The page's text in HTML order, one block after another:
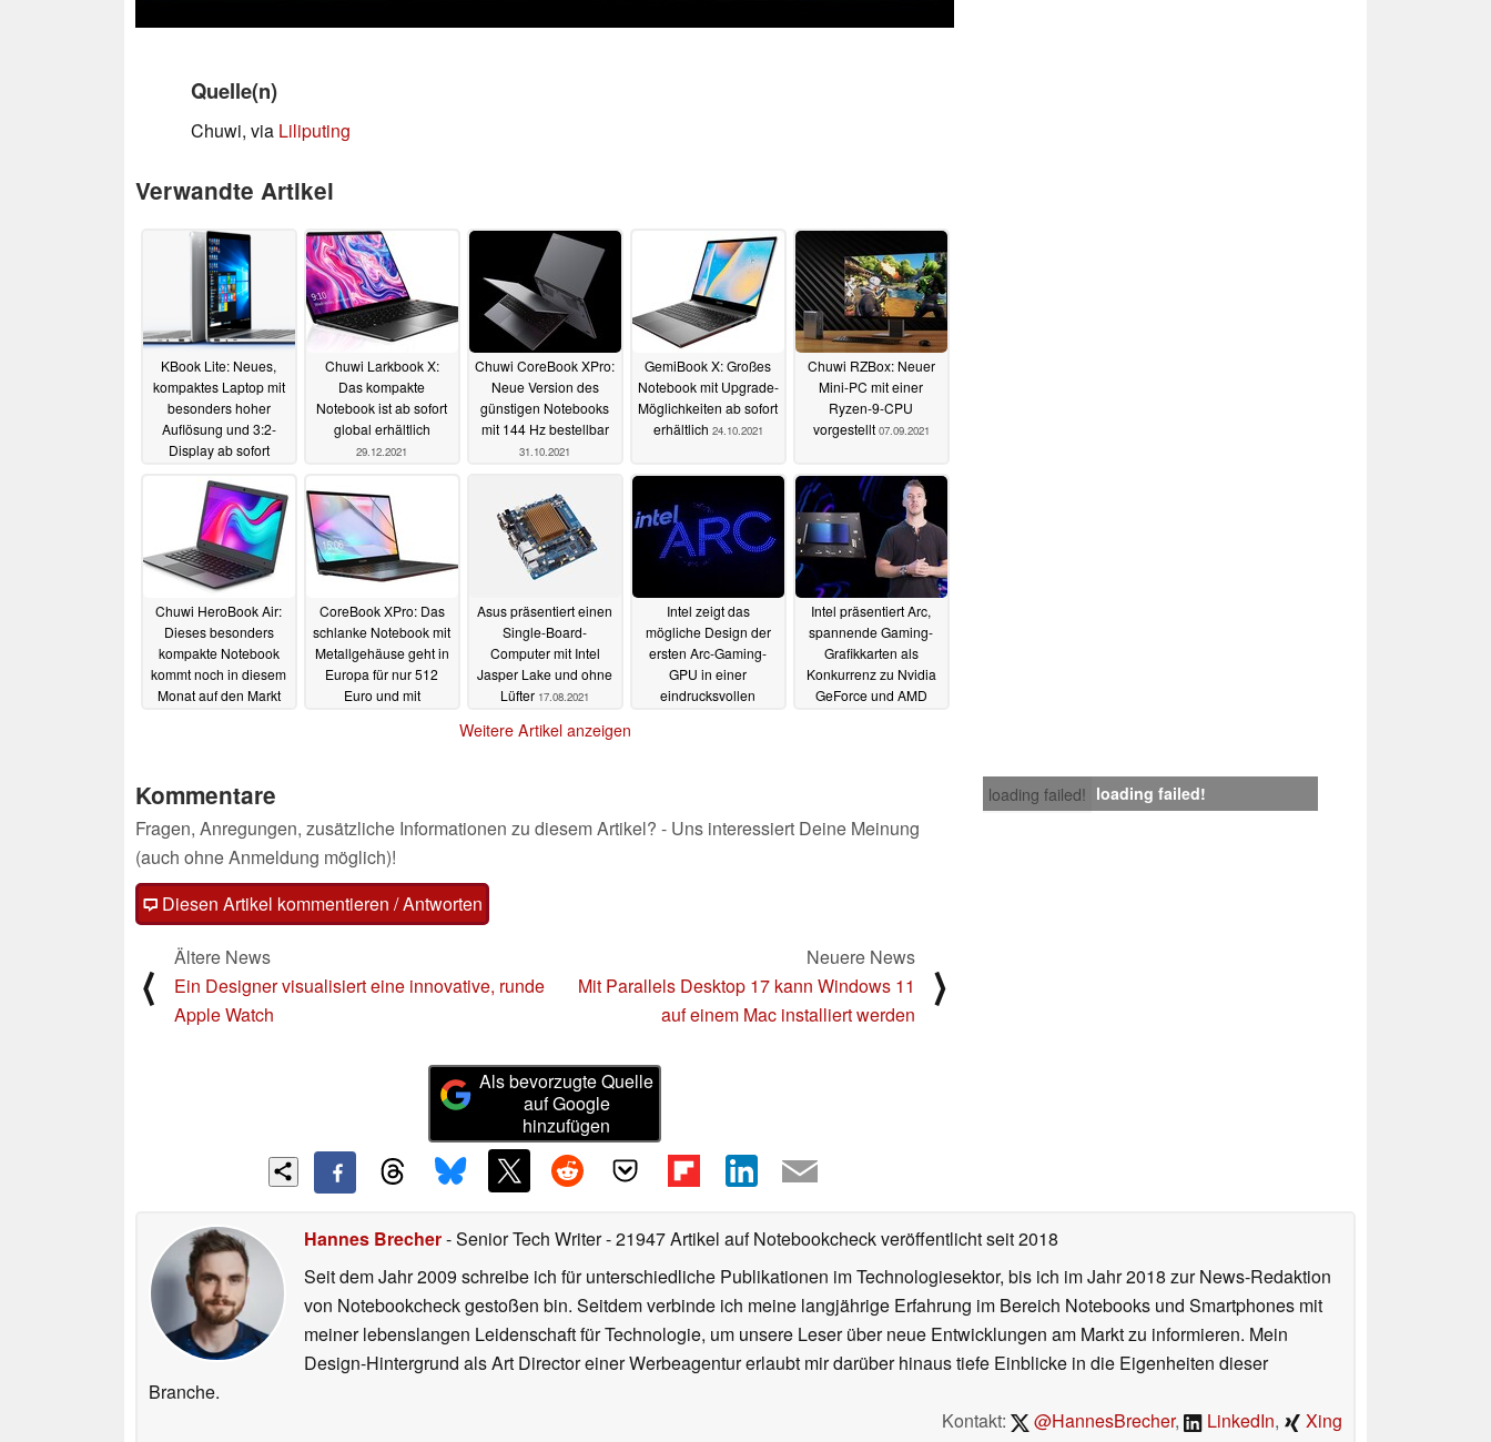
Quelle(n)
Chuwi, via Liliputing
Verwandte Artikel
KBook Lite: Neues,
kompaktes Laptop mit
besonders hoher
Auflösung und 3:2-
Display ab sofort
Chuwi Larkbook X:
Das kompakte
Notebook ist ab sofort
global erhältlich
29.12.2021
Chuwi CoreBook XPro:
Neue Version des
günstigen Notebooks
mit 144 Hz bestellbar
31.10.2021
GemiBook X: Großes
Notebook mit Upgrade-
Möglichkeiten ab sofort
erhältlich 24.10.2021
Chuwi RZBox: Neuer
Mini-PC mit einer
Ryzen-9-CPU
vorgestellt 07.09.2021
Chuwi HeroBook Air:
Dieses besonders
kompakte Notebook
kommt noch in diesem
Monat auf den Markt
CoreBook XPro: Das
schlanke Notebook mit
Metallgehäuse geht in
Europa für nur 512
Euro und mit
Asus präsentiert einen
Single-Board-
Computer mit Intel
Jasper Lake und ohne
Lüfter 17.08.2021
Intel zeigt das
mögliche Design der
ersten Arc-Gaming-
GPU in einer
eindrucksvollen
Intel präsentiert Arc,
spannende Gaming-
Grafikkarten als
Konkurrenz zu Nvidia
GeForce und AMD
Weitere Artikel anzeigen
loading failed! loading failed!
Kommentare
Fragen, Anregungen, zusätzliche Informationen zu diesem Artikel? - Uns interessiert Deine Meinung
(auch ohne Anmeldung möglich)!
Diesen Artikel kommentieren / Antworten
⟨
Ältere News
Ein Designer visualisiert eine innovative, runde
Apple Watch
Neuere News
Mit Parallels Desktop 17 kann Windows 11
auf einem Mac installiert werden
⟩
Als bevorzugte Quelle
auf Google
hinzufügen
Hannes Brecher- Senior Tech Writer- 21947 Artikel auf Notebookcheck veröffentlichtseit 2018
Seit dem Jahr 2009 schreibe ich für unterschiedliche Publikationen im Technologiesektor, bis ich im Jahr 2018 zur News-Redaktion
von Notebookcheck gestoßen bin. Seitdem verbinde ich meine langjährige Erfahrung im Bereich Notebooks und Smartphones mit
meiner lebenslangen Leidenschaft für Technologie, um unsere Leser über neue Entwicklungen am Markt zu informieren. Mein
Design-Hintergrund als Art Director einer Werbeagentur erlaubt mir darüber hinaus tiefe Einblicke in die Eigenheiten dieser
Branche.
Kontakt:
@HannesBrecher, LinkedIn, Xing